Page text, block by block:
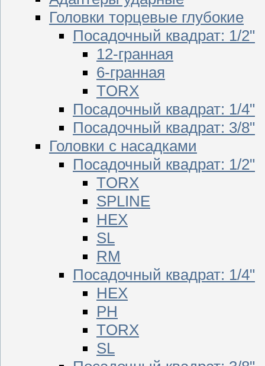
Головки торцевые глубокие
Посадочный квадрат: 1/2"
12-гранная
6-гранная
TORX
Посадочный квадрат: 1/4"
Посадочный квадрат: 3/8"
Головки с насадками
Посадочный квадрат: 1/2"
TORX
SPLINE
HEX
SL
RM
Посадочный квадрат: 1/4"
HEX
PH
TORX
SL